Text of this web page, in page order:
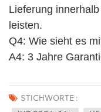
Lieferung
leisten.
Q4: Wie sieht es
A4: 3 Jahre
STICHWORTE :